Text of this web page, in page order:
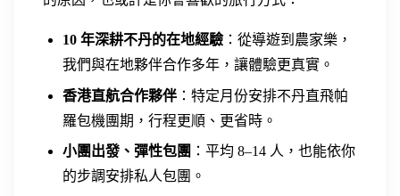
10 年深耕不丹的在地經驗 ：從導遊到農家樂，
我們與在地夥伴合作多年，讓體驗更真實。
香港直航合作夥伴 ：特定月份安排不丹直飛帕
羅包機團期，行程更順、更省時。
小團出發、彈性包團 ：平均 8–14 人，也能依你
的步調安排私人包團。